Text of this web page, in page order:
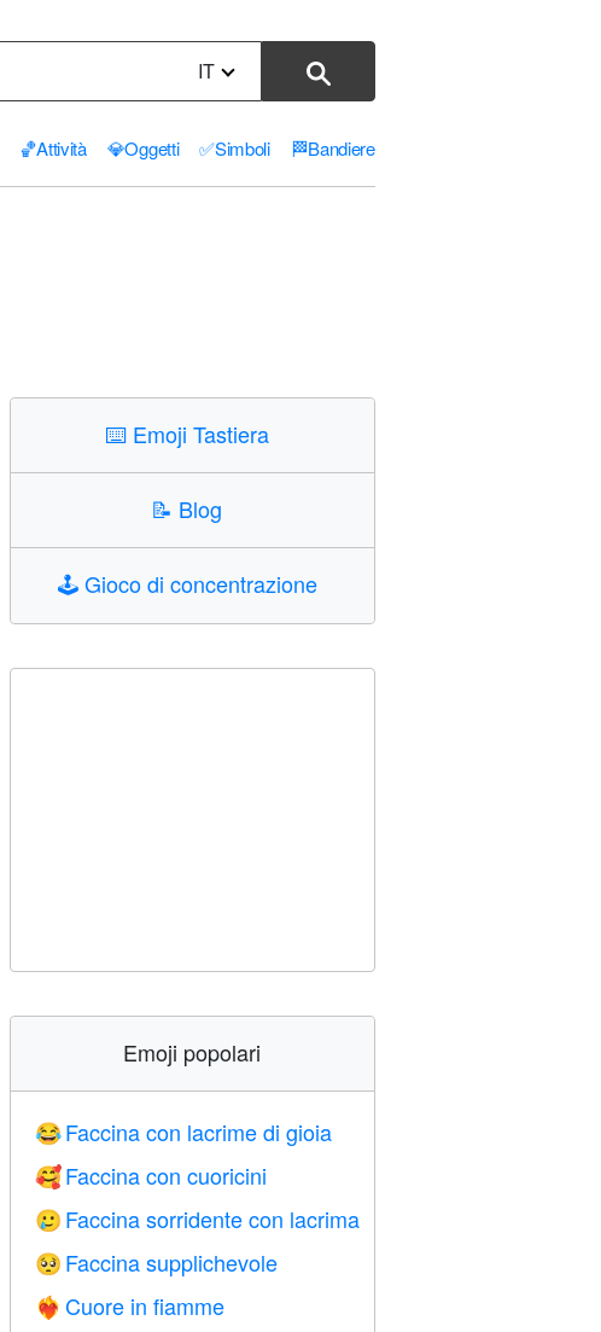
IT
🏀Attività 💎Oggetti ✅Simboli 🏁Bandiere
⌨️ Emoji Tastiera
📝 Blog
🕹️Gioco di concentrazione
Emoji popolari
😂 Faccina con lacrime di gioia
🥰 Faccina con cuoricini
🥲 Faccina sorridente con lacrima
🥺 Faccina supplichevole
❤️‍🔥 Cuore in fiamme